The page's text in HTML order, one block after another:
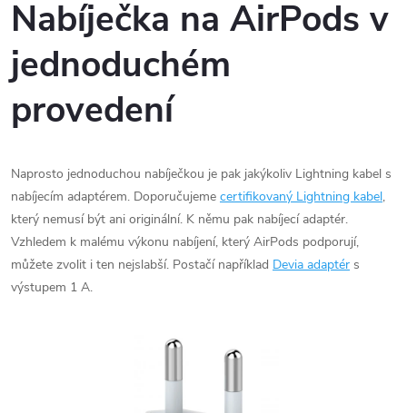
Nabíječka na AirPods v
jednoduchém
provedení
Naprosto jednoduchou nabíječkou je pak jakýkoliv Lightning kabel s
nabíjecím adaptérem. Doporučujeme certifikovaný Lightning kabel,
který nemusí být ani originální. K němu pak nabíjecí adaptér.
Vzhledem k malému výkonu nabíjení, který AirPods podporují,
můžete zvolit i ten nejslabší. Postačí například Devia adaptér s
výstupem 1 A.